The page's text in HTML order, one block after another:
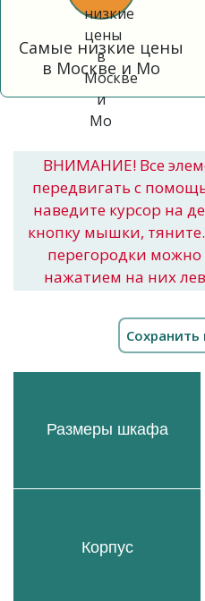
Самые низкие цены
в Москве и Мо
ВНИМАНИЕ! Все
передвигать с
наведите курсор на
кнопку мышки,
перегородки
нажатием на них
Размеры шкафа
Корпус